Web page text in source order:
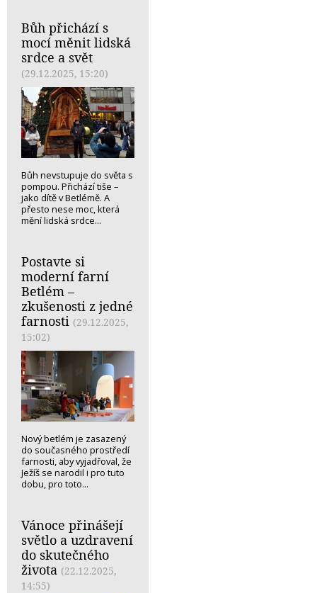
Bůh přichází s
mocí měnit lidská
srdce a svět
(29.12.2025, 15:20)
Bůh nevstupuje do světa s
pompou. Přichází tiše –
jako dítě v Betlémě. A
přesto nese moc, která
mění lidská srdce...
Postavte si
moderní farní
Betlém –
zkušenosti z jedné
farnosti (29.12.2025,
15:02)
Nový betlém je zasazený
do současného prostředí
farnosti, aby vyjadřoval, že
Ježíš se narodil i pro tuto
dobu, pro toto...
Vánoce přinášejí
světlo a uzdravení
do skutečného
života (22.12.2025,
14:55)